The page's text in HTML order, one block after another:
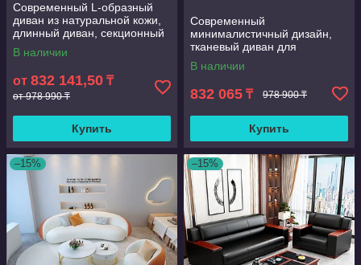
Современный L-образный
диван из натуральной кожи,
длинный диван, секционный
диван для гостиной или
виллы, мебель
В наличии
от 832 141,50 ₸
от 978 990 ₸
Купить
Современный
минималистичный дизайн,
тканевый диван для
прихожей, гостиной, угловой
диван I-образной формы,
диван для вестибюля
В наличии
832 065 ₸ 978 900 ₸
Купить
–15% –15%